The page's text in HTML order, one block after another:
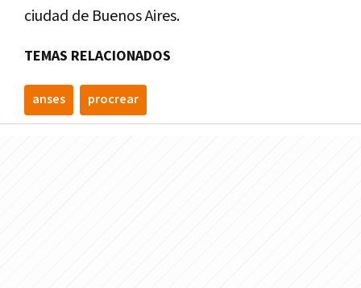
ciudad de Buenos Aires.
TEMAS RELACIONADOS
anses procrear